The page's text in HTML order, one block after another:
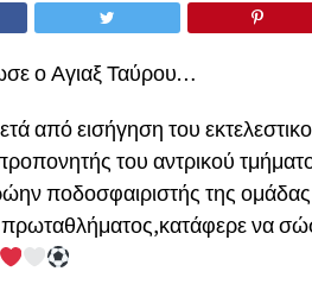
ο Αγιαξ Ταύρου…
από εισήγηση του
του αντρικού
ποδοσφαιριστής της
να